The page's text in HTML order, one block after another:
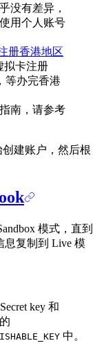
没有差异，
用个人账号
册香港地区
拟卡注册
等办完香港
南，请参考
创建账户，然后根
模式，直到
息复制到 Live 模
key 和
中。